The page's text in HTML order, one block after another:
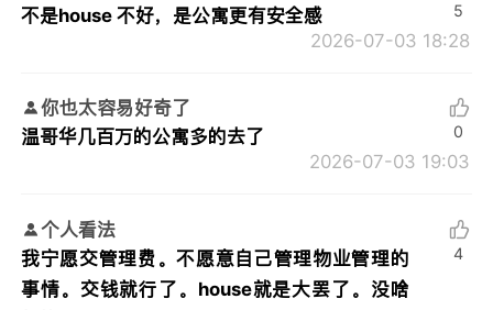
不是house 不好，是公寓更有安全感
2026-07-03 18:28
5
你也太容易好奇了
温哥华几百万的公寓多的去了
2026-07-03 19:03
0
个人看法
我宁愿交管理费。不愿意自己管理物业管理的
事情。交钱就行了。house就是大罢了。没啥
4